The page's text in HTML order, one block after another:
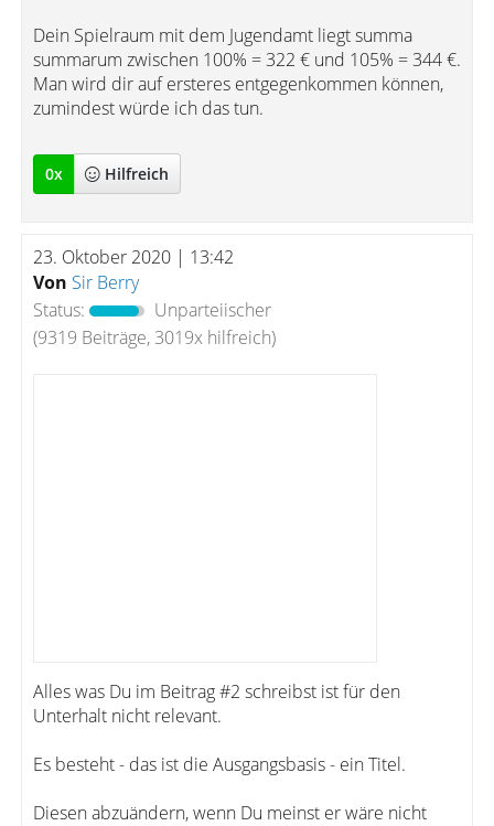
Dein Spielraum mit dem Jugendamt liegt summa
summarum zwischen 100% = 322 € und 105% = 344 €.
Man wird dir auf ersteres entgegenkommen können,
zumindest würde ich das tun.
0x Hilfreich
23. Oktober 2020 | 13:42
Von Sir Berry
Status:
Unparteiischer
(9319 Beiträge, 3019x hilfreich)
Alles was Du im Beitrag #2 schreibst ist für den
Unterhalt nicht relevant.
Es besteht - das ist die Ausgangsbasis - ein Titel.
Diesen abzuändern, wenn Du meinst er wäre nicht